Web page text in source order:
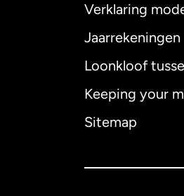
Verklaring
Jaarrekeningen
Loonkloof
Keeping your
Sitemap